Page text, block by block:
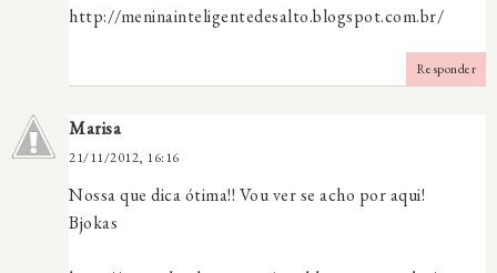
http://meninainteligentedesalto.blogspot.com.br/
Responder
Marisa
21/11/2012, 16:16
Nossa que dica ótima!! Vou ver se acho por aqui!
Bjokas